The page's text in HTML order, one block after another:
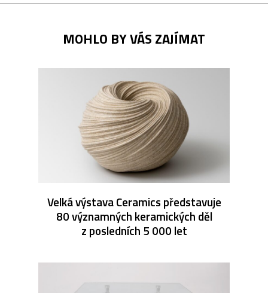
MOHLO BY VÁS ZAJÍMAT
Velká výstava Ceramics představuje
80 významných keramických děl
z posledních 5 000 let